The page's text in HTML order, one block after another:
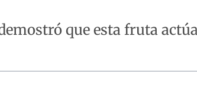
que esta fruta